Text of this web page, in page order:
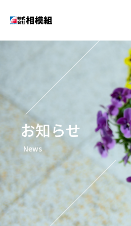
お知らせ
News